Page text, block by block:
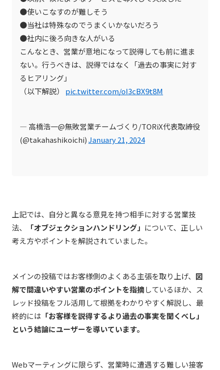
●使いこなすのが難しそう
●当社は特殊なのでうまくいかないだろう
●社内に後ろ向きな人がいる
こんなとき、営業が意地になって説得しても前に進ま
ない。行うべきは、説得ではなく「過去の事実に対す
るヒアリング」
（以下解説） pic.twitter.com/oI3cBX9t8M
— 高橋浩一@無敗営業チームづくり/TORiX代表取締役
(@takahashikoichi)January 21, 2024
上記では、自分と異なる意見を持つ相手に対する営業技
法、
「オブジェクションハンドリング」 について、正しい
考え方やポイントを解説されていました。
メインの投稿ではお客様側のよくある主張を取り上げ、 図
解で間違いやすい営業のポイントを指摘しているほか、ス
レッド投稿をフル活用して根拠をわかりやすく解説し、最
終的には 「お客様を説得するより過去の事実を聞くべし」
という結論にユーザーを導いています。
Webマーティングに限らず、営業時に遭遇する難しい接客